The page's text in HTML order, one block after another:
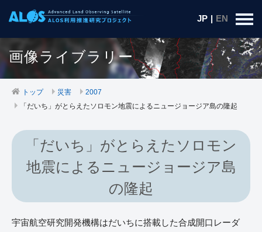
JP | EN
画像ライブラリー
トップ 災害
2007
「だいち」がとらえたソロモン地震によるニュージョージア島の隆起
「だいち」がとらえたソロモン
地震によるニュージョージア島
の隆起
宇宙航空研究開発機構はだいちに搭載した合成開口レーダ